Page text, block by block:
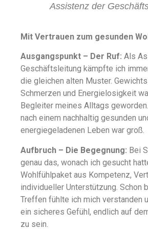
Assistenz der
Mit Vertrauen zum gesunden
Ausgangspunkt – Der Ruf: Als
Geschäftsleitung kämpfte ich
die gleichen alten Muster.
Schmerzen und Energielosigkeit
Begleiter meines Alltags
nach einem nachhaltig gesunden
energiegeladenen Leben war groß.
Aufbruch – Die Begegnung: Bei
genau das, wonach ich gesucht
Wohlfühlpaket aus Kompetenz,
individueller Unterstützung. Schon
Treffen fühlte ich mich verstanden
ein sicheres Gefühl, endlich auf
zu sein.